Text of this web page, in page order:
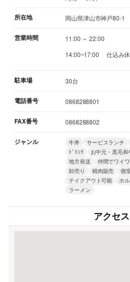
所在地 岡山県津山市神戸80-1
営業時間
11:00 ～ 22:00
14:00~17:00 仕込み
駐車場 30台
電話番号 0868288801
FAX番号 0868288802
ジャンル 牛丼 サービスランチ
ﾄﾞﾘﾝｸ
お中元・黒毛
地方発送
仲間でワイ
卸売り
精肉販売 個
テイクアウト可能
ホ
ラーメン
アクセス